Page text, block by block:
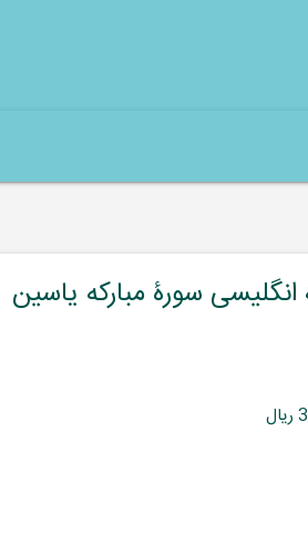
سورۀ مبارکه یاسین